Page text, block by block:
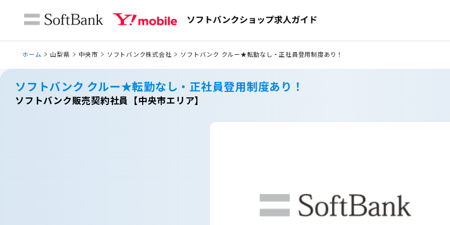
ホーム 山梨県 中央市 ソフトバンク株式会社 ソフトバンク クルー★転勤なし・正社員登用制度あり！
ソフトバンク クルー★転勤なし・正社員登用制度あり！
ソフトバンク販売契約社員【中央市エリア】